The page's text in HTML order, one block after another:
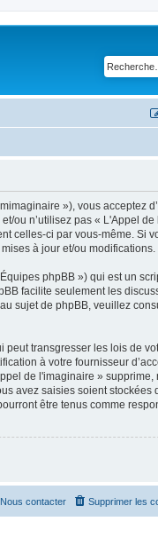
»), vous acceptez
ou n’utilisez pas « L'Appel
celles-ci par vous-même. Si
à jour et/ou modifications.
phpBB ») qui est un
facilite seulement les
sujet de phpBB, veuillez
transgresser les lois de
à votre fournisseur
de l'imaginaire » supprime,
avez saisies soient stockées
être tenus comme
Supprimer les
Nous contacter